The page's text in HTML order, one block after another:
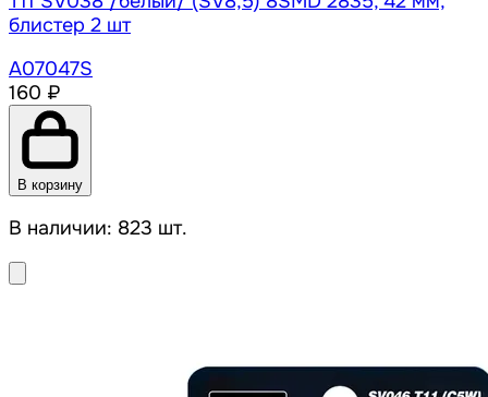
блистер 2 шт
A07047S
160 ₽
В корзину
В наличии: 823 шт.